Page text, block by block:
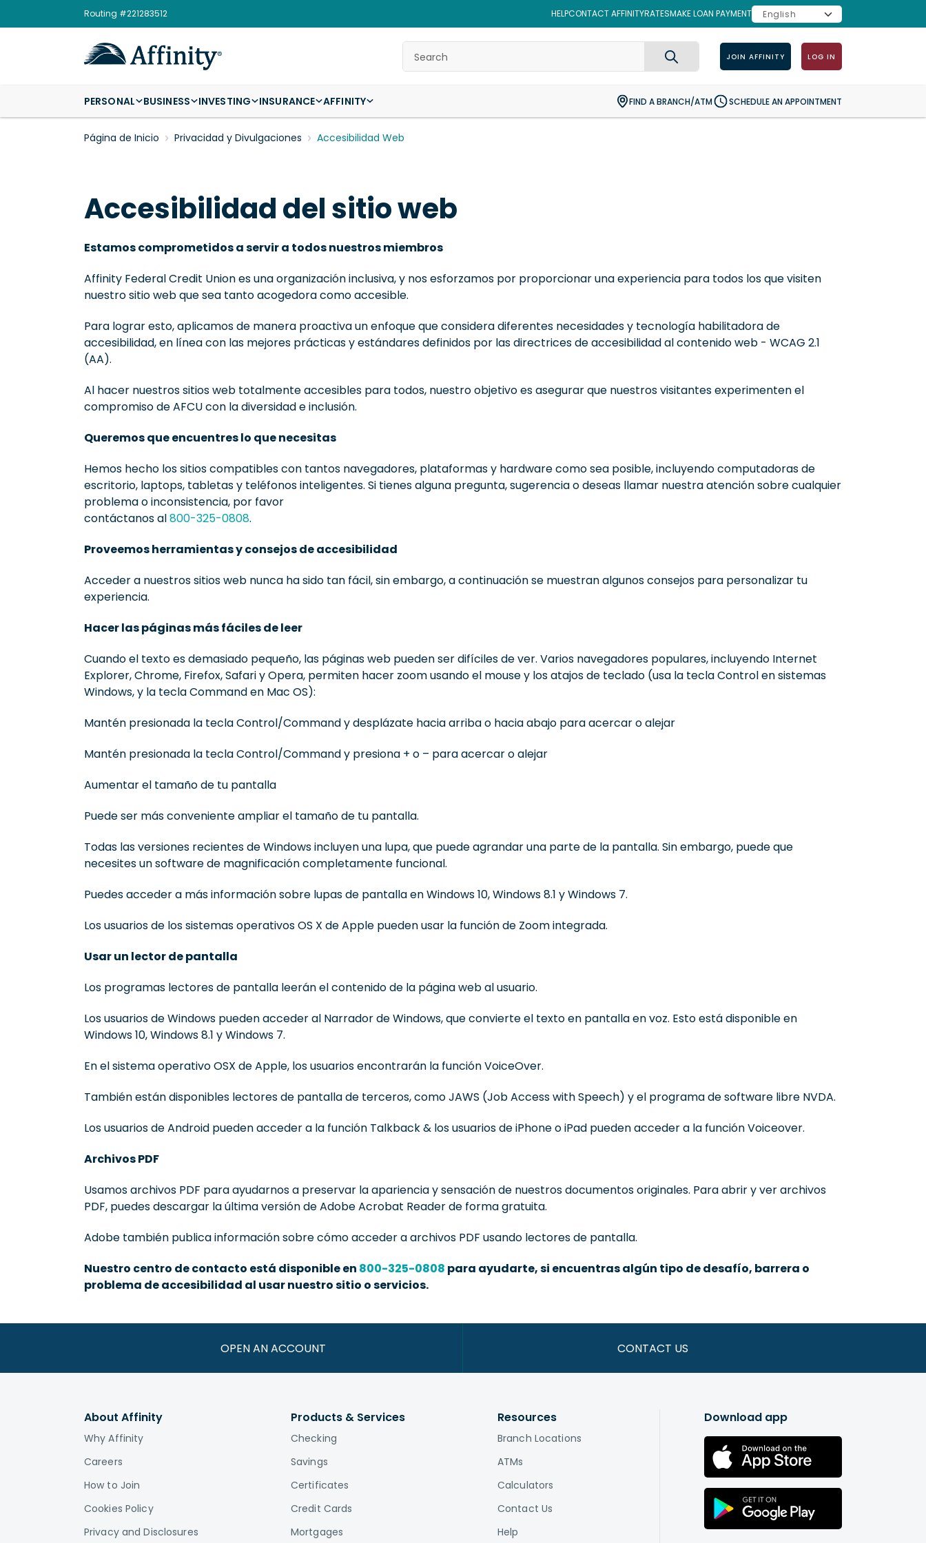
Routing #221283512 HELPCONTACT AFFINITYRATESMAKE LOAN PAYMENT
JOIN AFFINITY LOG IN
Search
PERSONAL BUSINESS INVESTING INSURANCE AFFINITY FIND A BRANCH/ATM SCHEDULE AN APPOINTMENT
Página de Inicio Privacidad y Divulgaciones Accesibilidad Web
Accesibilidad del sitio web
Estamos comprometidos a servir a todos nuestros miembros
Affinity Federal Credit Union es una organización inclusiva, y nos esforzamos por proporcionar una experiencia para todos los que visiten
nuestro sitio web que sea tanto acogedora como accesible.
Para lograr esto, aplicamos de manera proactiva un enfoque que considera diferentes necesidades y tecnología habilitadora de
accesibilidad, en línea con las mejores prácticas y estándares definidos por las directrices de accesibilidad al contenido web - WCAG 2.1
(AA).
Al hacer nuestros sitios web totalmente accesibles para todos, nuestro objetivo es asegurar que nuestros visitantes experimenten el
compromiso de AFCU con la diversidad e inclusión.
Queremos que encuentres lo que necesitas
Hemos hecho los sitios compatibles con tantos navegadores, plataformas y hardware como sea posible, incluyendo computadoras de
escritorio, laptops, tabletas y teléfonos inteligentes. Si tienes alguna pregunta, sugerencia o deseas llamar nuestra atención sobre cualquier
problema o inconsistencia, por favor
contáctanos al800-325-0808.
Proveemos herramientas y consejos de accesibilidad
Acceder a nuestros sitios web nunca ha sido tan fácil, sin embargo, a continuación se muestran algunos consejos para personalizar tu
experiencia.
Hacer las páginas más fáciles de leer
Cuando el texto es demasiado pequeño, las páginas web pueden ser difíciles de ver. Varios navegadores populares, incluyendo Internet
Explorer, Chrome, Firefox, Safari y Opera, permiten hacer zoom usando el mouse y los atajos de teclado (usa la tecla Control en sistemas
Windows, y la tecla Command en Mac OS):
Mantén presionada la tecla Control/Command y desplázate hacia arriba o hacia abajo para acercar o alejar
Mantén presionada la tecla Control/Command y presiona + o – para acercar o alejar
Aumentar el tamaño de tu pantalla
Puede ser más conveniente ampliar el tamaño de tu pantalla.
Todas las versiones recientes de Windows incluyen una lupa, que puede agrandar una parte de la pantalla. Sin embargo, puede que
necesites un software de magnificación completamente funcional.
Puedes acceder a más información sobre lupas de pantalla en Windows 10, Windows 8.1 y Windows 7.
Los usuarios de los sistemas operativos OS X de Apple pueden usar la función de Zoom integrada.
Usar un lector de pantalla
Los programas lectores de pantalla leerán el contenido de la página web al usuario.
Los usuarios de Windows pueden acceder al Narrador de Windows, que convierte el texto en pantalla en voz. Esto está disponible en
Windows 10, Windows 8.1 y Windows 7.
En el sistema operativo OSX de Apple, los usuarios encontrarán la función VoiceOver.
También están disponibles lectores de pantalla de terceros, como JAWS (Job Access with Speech) y el programa de software libre NVDA.
Los usuarios de Android pueden acceder a la función Talkback & los usuarios de iPhone o iPad pueden acceder a la función Voiceover.
Archivos PDF
Usamos archivos PDF para ayudarnos a preservar la apariencia y sensación de nuestros documentos originales. Para abrir y ver archivos
PDF, puedes descargar la última versión de Adobe Acrobat Reader de forma gratuita.
Adobe también publica información sobre cómo acceder a archivos PDF usando lectores de pantalla.
Nuestro centro de contacto está disponible en 800-325-0808 para ayudarte, si encuentras algún tipo de desafío, barrera o
problema de accesibilidad al usar nuestro sitio o servicios.
OPEN AN ACCOUNT CONTACT US
About Affinity
Why Affinity
Careers
How to Join
Cookies Policy
Privacy and Disclosures
Products & Services
Checking
Savings
Certificates
Credit Cards
Mortgages
Resources
Branch Locations
ATMs
Calculators
Contact Us
Help
Download app